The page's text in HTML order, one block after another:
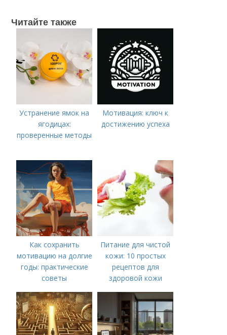
Читайте также
Устранение ямок на
ягодицах:
проверенные методы
Мотивация: ключ к
достижению успеха
Как сохранить
мотивацию на долгие
годы: практические
советы
Питание для чистой
кожи: 10 простых
рецептов для
здоровой кожи